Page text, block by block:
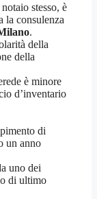
stesso, è
la consulenza
.
della
della
è minore
d’inventario
di
un anno
uno dei
di ultimo